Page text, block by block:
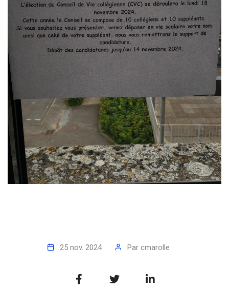
25 nov. 2024 Par cmarolle